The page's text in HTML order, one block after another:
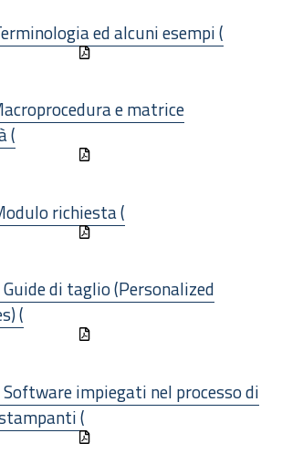
ed alcuni esempi (
e matrice
(
richiesta (
di taglio (Personalized
(
impiegati nel processo di
(